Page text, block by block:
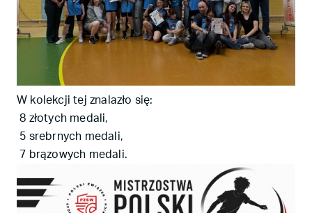
W kolekcji tej znalazło się:
8 złotych medali,
5 srebrnych medali,
7 brązowych medali.